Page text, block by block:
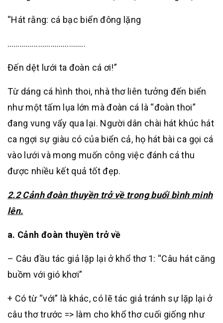
“Hát rằng: cá bạc biển đông lặng
………………………………..
Đến dệt lưới ta đoàn cá ơi!”
Từ dáng cá hình thoi, nhà thơ liên tưởng đến biển
như một tấm lụa lớn mà đoàn cá là “đoàn thoi”
đang vung vẩy qua lại. Người dân chài hát khúc hát
ca ngợi sự giàu có của biển cả, họ hát bài ca gọi cá
vào lưới và mong muốn công việc đánh cá thu
được nhiều kết quả tốt đẹp.
2.2 Cảnh đoàn thuyền trở về trong buổi bình minh
lên.
a. Cảnh đoàn thuyền trở về
– Câu đầu tác giả lặp lại ở khổ thơ 1: “Câu hát căng
buồm với gió khơi”
+ Có từ “với” là khác, có lẽ tác giả tránh sự lặp lại ở
câu thơ trước => làm cho khổ thơ cuối giống như